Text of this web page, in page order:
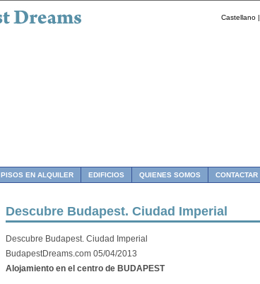
Castellano |
PISOS EN ALQUILER EDIFICIOS QUIENES SOMOS CONTACTAR
Descubre Budapest. Ciudad Imperial
Descubre Budapest. Ciudad Imperial
BudapestDreams.com 05/04/2013
Alojamiento en el centro de BUDAPEST